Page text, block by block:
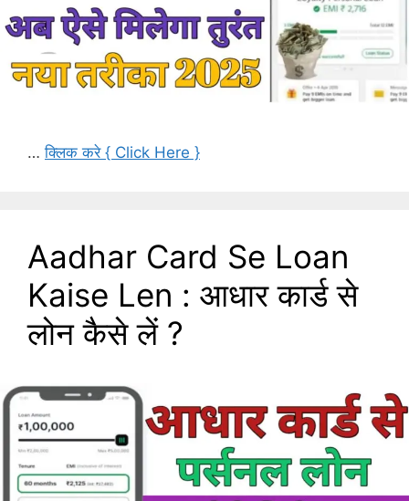
…क्लिक करे { Click Here }
Aadhar Card Se Loan
Kaise Len : आधार कार्ड से
लोन कैसे लें ?